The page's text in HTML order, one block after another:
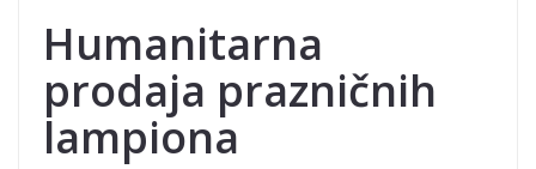
Humanitarna
prodaja prazničnih
lampiona